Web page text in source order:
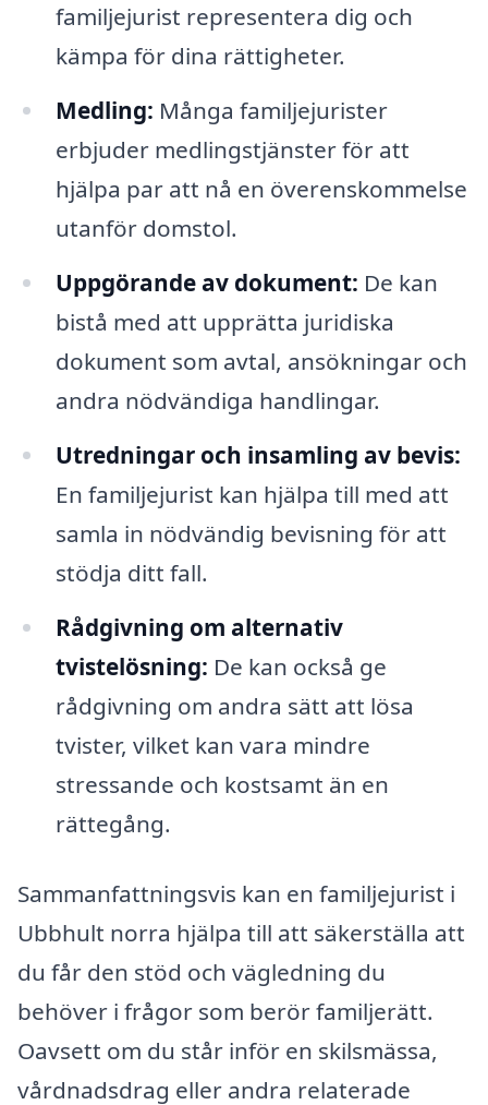
familjejurist representera dig och
kämpa för dina rättigheter.
Medling: Många familjejurister
erbjuder medlingstjänster för att
hjälpa par att nå en överenskommelse
utanför domstol.
Uppgörande av dokument: De kan
bistå med att upprätta juridiska
dokument som avtal, ansökningar och
andra nödvändiga handlingar.
Utredningar och insamling av bevis:
En familjejurist kan hjälpa till med att
samla in nödvändig bevisning för att
stödja ditt fall.
Rådgivning om alternativ
tvistelösning: De kan också ge
rådgivning om andra sätt att lösa
tvister, vilket kan vara mindre
stressande och kostsamt än en
rättegång.
Sammanfattningsvis kan en familjejurist i
Ubbhult norra hjälpa till att säkerställa att
du får den stöd och vägledning du
behöver i frågor som berör familjerätt.
Oavsett om du står inför en skilsmässa,
vårdnadsdrag eller andra relaterade